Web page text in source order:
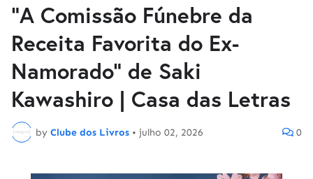
"A Comissão Fúnebre da
Receita Favorita do Ex-
Namorado" de Saki
Kawashiro | Casa das Letras
by Clube dos Livros • julho 02, 2026 0